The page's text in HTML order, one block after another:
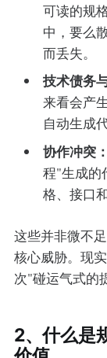
可读的规
中，要么
而丢失。
技术债务
来看会产
自动生成
协作冲突：
程"生成的
格、接口
这些并非微不
核心威胁。现
次"碰运气式的
2、什么是